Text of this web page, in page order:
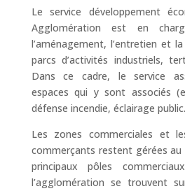
Le service développement
Agglomération est en
l’aménagement, l’entretien et
parcs d’activités industriels,
Dans ce cadre, le service
espaces qui y sont associés
défense incendie, éclairage
Les zones commerciales et
commerçants restent gérées au
principaux pôles
l’agglomération se trouvent